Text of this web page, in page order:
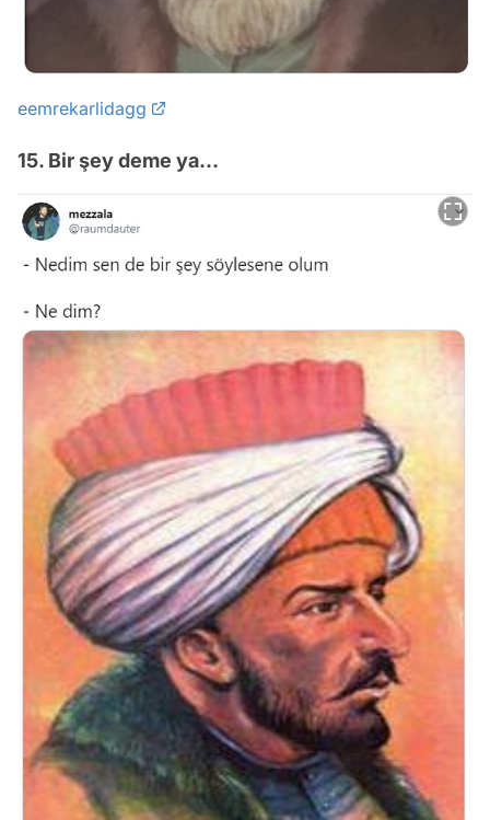
eemrekarlidagg
15. Bir şey deme ya...